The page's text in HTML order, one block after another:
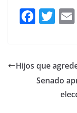
F
e
b
T
er
Hijos que
Senado